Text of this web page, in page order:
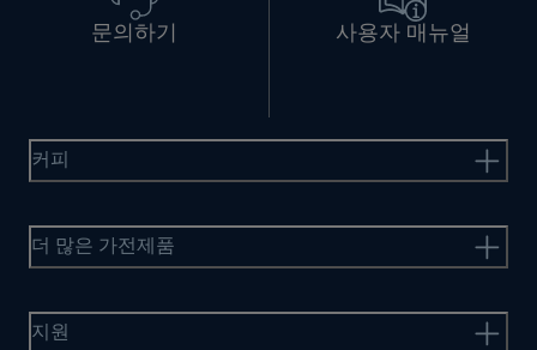
문의하기 사용자 매뉴얼
커피
더 많은 가전제품
지원